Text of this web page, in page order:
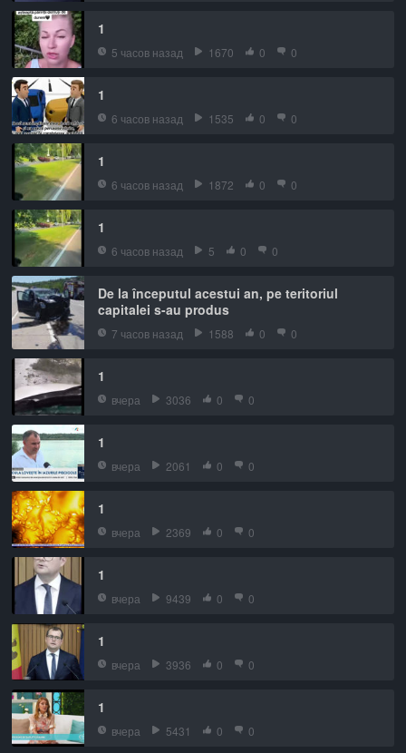
1
5 часов назад 1670 0 0
1
6 часов назад 1535 0 0
1
6 часов назад 1872 0 0
1
6 часов назад 5 0 0
De la începutul acestui an, pe teritoriul
capitalei s-au produs
7 часов назад 1588 0 0
1
вчера 3036 0 0
1
вчера 2061 0 0
1
вчера 2369 0 0
1
вчера 9439 0 0
1
вчера 3936 0 0
1
вчера 5431 0 0